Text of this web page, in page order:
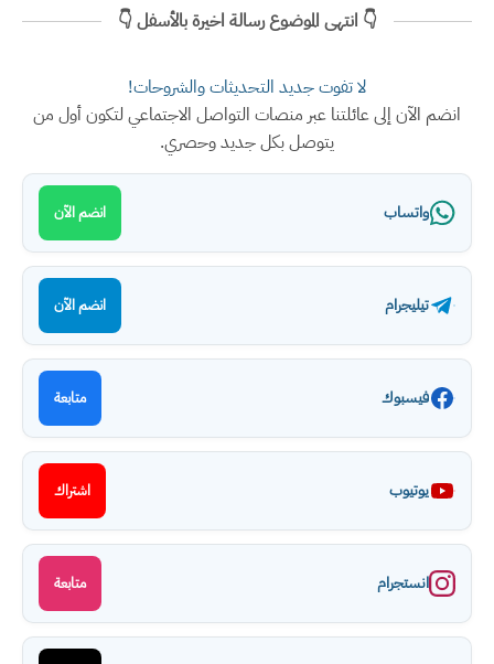
👇 انتهى الموضوع رسالة اخيرة بالأسفل 👇
لا تفوت جديد التحديثات والشروحات!
انضم الآن إلى عائلتنا عبر منصات التواصل الاجتماعي لتكون أول من
يتوصل بكل جديد وحصري.
واتساب انضم الآن
تيليجرام انضم الآن
فيسبوك متابعة
يوتيوب اشتراك
انستجرام متابعة